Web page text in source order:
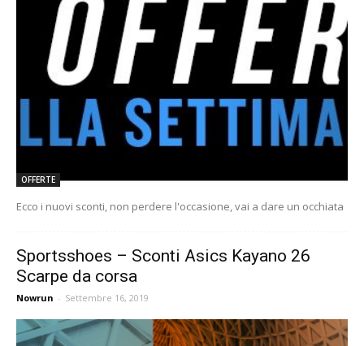
OFFERTE
Ecco i nuovi sconti, non perdere l'occasione, vai a dare un occhiata
Sportsshoes – Sconti Asics Kayano 26
Scarpe da corsa
Nowrun - Settembre 16, 2019